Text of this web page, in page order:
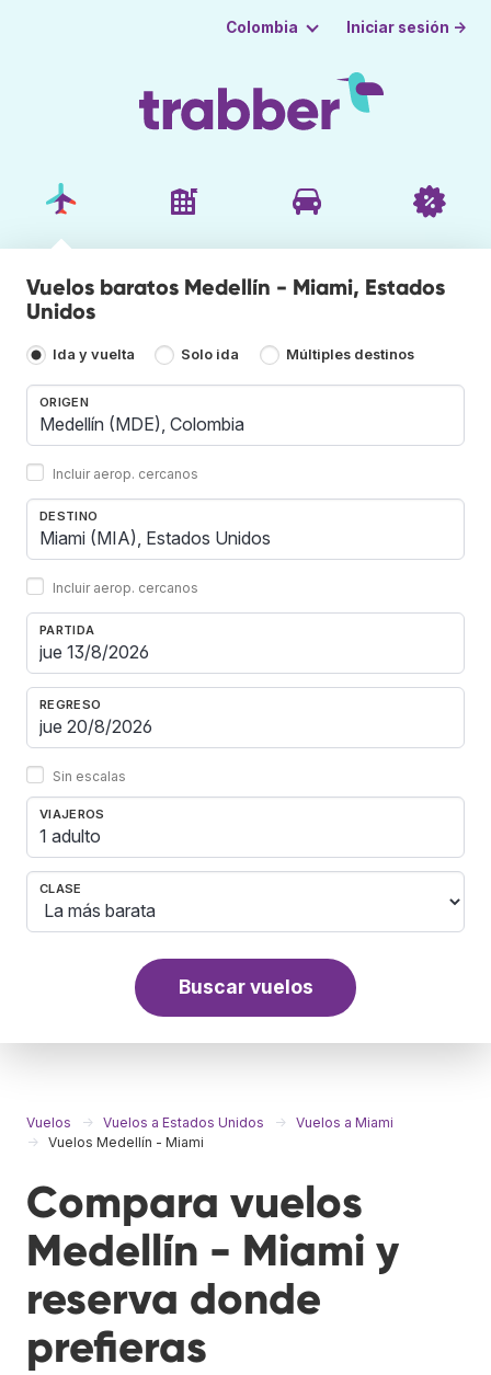
Colombia Iniciar sesión →
Vuelos baratos Medellín - Miami, Estados
Unidos
Ida y vuelta Solo ida Múltiples destinos
ORIGEN
Incluir aerop. cercanos
DESTINO
Incluir aerop. cercanos
PARTIDA
REGRESO
Sin escalas
VIAJEROS
1 adulto
CLASE
Buscar vuelos
Vuelos Vuelos a Estados Unidos
Vuelos a Miami
Vuelos Medellín - Miami
Compara vuelos
Medellín - Miami y
reserva donde
prefieras